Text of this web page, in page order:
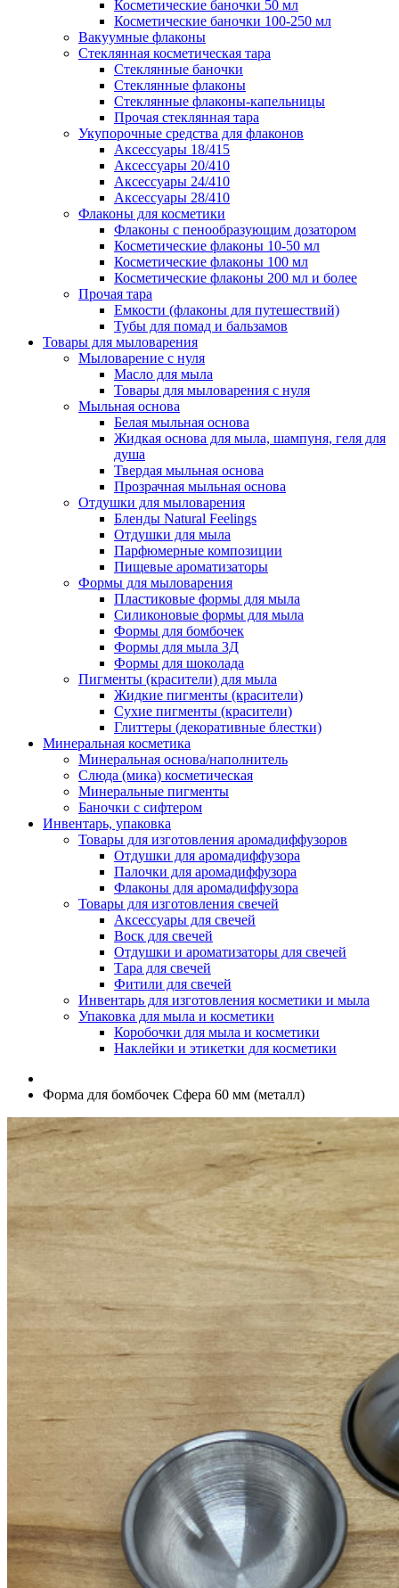
Косметические баночки 50 мл
Косметические баночки 100-250 мл
Вакуумные флаконы
Стеклянная косметическая тара
Стеклянные баночки
Стеклянные флаконы
Стеклянные флаконы-капельницы
Прочая стеклянная тара
Укупорочные средства для флаконов
Аксессуары 18/415
Аксессуары 20/410
Аксессуары 24/410
Аксессуары 28/410
Флаконы для косметики
Флаконы с пенообразующим дозатором
Косметические флаконы 10-50 мл
Косметические флаконы 100 мл
Косметические флаконы 200 мл и более
Прочая тара
Емкости (флаконы для путешествий)
Тубы для помад и бальзамов
Товары для мыловарения
Мыловарение с нуля
Масло для мыла
Товары для мыловарения с нуля
Мыльная основа
Белая мыльная основа
Жидкая основа для мыла, шампуня, геля для
душа
Твердая мыльная основа
Прозрачная мыльная основа
Отдушки для мыловарения
Бленды Natural Feelings
Отдушки для мыла
Парфюмерные композиции
Пищевые ароматизаторы
Формы для мыловарения
Пластиковые формы для мыла
Силиконовые формы для мыла
Формы для бомбочек
Формы для мыла 3Д
Формы для шоколада
Пигменты (красители) для мыла
Жидкие пигменты (красители)
Сухие пигменты (красители)
Глиттеры (декоративные блестки)
Минеральная косметика
Минеральная основа/наполнитель
Слюда (мика) косметическая
Минеральные пигменты
Баночки с сифтером
Инвентарь, упаковка
Товары для изготовления аромадиффузоров
Отдушки для аромадиффузора
Палочки для аромадиффузора
Флаконы для аромадиффузора
Товары для изготовления свечей
Аксессуары для свечей
Воск для свечей
Отдушки и ароматизаторы для свечей
Тара для свечей
Фитили для свечей
Инвентарь для изготовления косметики и мыла
Упаковка для мыла и косметики
Коробочки для мыла и косметики
Наклейки и этикетки для косметики
Форма для бомбочек Сфера 60 мм (металл)